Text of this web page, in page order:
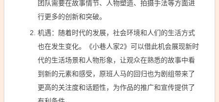
团队需要在故事情节、人物塑造、拍摄手法等方面进
行更多的创新和突破。
机遇：随着时代的发展，社会环境和人们的生活方式
也在发生变化。《小巷人家2》可以借此机会展现新时
代的生活场景和人物形象，让观众在熟悉的故事中看
到新的元素和感受，原班人马的回归也为剧组带来了
更高的关注度和话题性，为作品的推广和宣传提供了